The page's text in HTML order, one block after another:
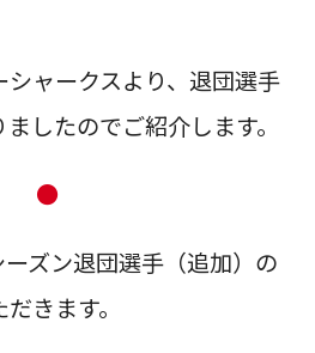
ャークスより、退団選手
したのでご紹介します。
●
ズン退団選手（追加）の
きます。